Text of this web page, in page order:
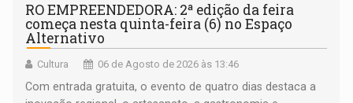
RO EMPREENDEDORA: 2ª edição da feira
começa nesta quinta-feira (6) no Espaço
Alternativo
Cultura 06 de Agosto de 2026 às 13:46
Com entrada gratuita, o evento de quatro dias destaca a